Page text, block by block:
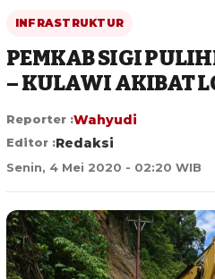
INFRASTRUKTUR
PEMKAB SIGI
– KULAWI AKIBAT
Reporter :Wahyudi
Editor :Redaksi
Senin, 4 Mei 2020 - 02:20 WIB